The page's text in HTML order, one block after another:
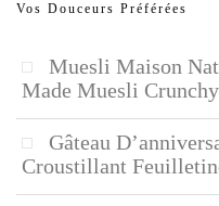
Vos Douceurs Préférées
Muesli Maison
Made Muesli
Gâteau
Croustillant